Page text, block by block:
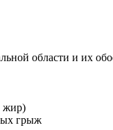
области и их
жир)
грыж